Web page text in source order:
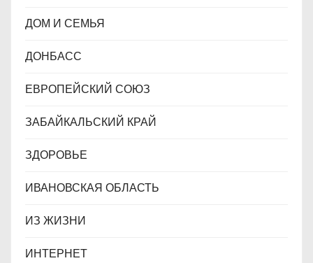
ДОМ И СЕМЬЯ
ДОНБАСС
ЕВРОПЕЙСКИЙ СОЮЗ
ЗАБАЙКАЛЬСКИЙ КРАЙ
ЗДОРОВЬЕ
ИВАНОВСКАЯ ОБЛАСТЬ
ИЗ ЖИЗНИ
ИНТЕРНЕТ